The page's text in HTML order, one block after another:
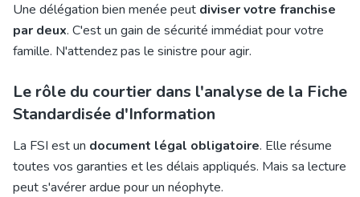
Une délégation bien menée peut diviser votre franchise
par deux. C'est un gain de sécurité immédiat pour votre
famille. N'attendez pas le sinistre pour agir.
Le rôle du courtier dans l'analyse de la Fiche
Standardisée d'Information
La FSI est un document légal obligatoire. Elle résume
toutes vos garanties et les délais appliqués. Mais sa lecture
peut s'avérer ardue pour un néophyte.